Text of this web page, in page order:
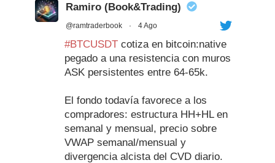
Ramiro (Book&Trading)
@ramtraderbook · 4 Ago
#BTCUSDT cotiza en bitcoin:native
pegado a una resistencia con muros
ASK persistentes entre 64-65k.
El fondo todavía favorece a los
compradores: estructura HH+HL en
semanal y mensual, precio sobre
VWAP semanal/mensual y
divergencia alcista del CVD diario.